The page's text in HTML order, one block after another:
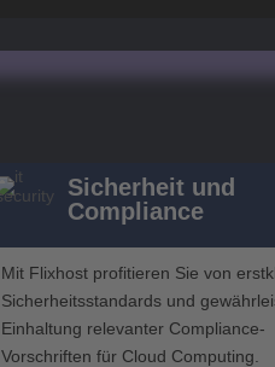
Sicherheit und
Compliance
Mit Flixhost profitieren Sie von
Sicherheitsstandards und
Einhaltung relevanter Compliance-
Vorschriften für Cloud Computing.